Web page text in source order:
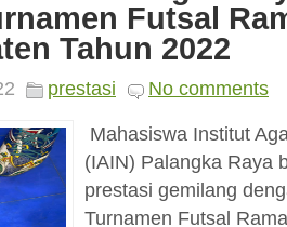
Futsal
Tahun 2022
prestasi
No comments
Mahasiswa Institut
(IAIN) Palangka Raya
prestasi gemilang
Turnamen Futsal